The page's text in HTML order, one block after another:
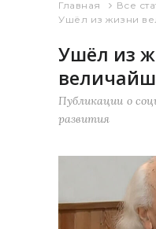
Главная Все
Ушёл из жизни
Ушёл из
Публикации о
развития